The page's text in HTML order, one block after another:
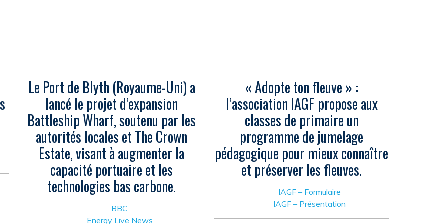
Le Port de Blyth (Royaume-Uni) a
lancé le projet d’expansion
Battleship Wharf, soutenu par les
autorités locales et The Crown
Estate, visant à augmenter la
capacité portuaire et les
technologies bas carbone.
BBC
Energy Live News
« Adopte ton fleuve » :
l’association IAGF propose aux
classes de primaire un
programme de jumelage
pédagogique pour mieux connaître
et préserver les fleuves.
IAGF – Formulaire
IAGF – Présentation